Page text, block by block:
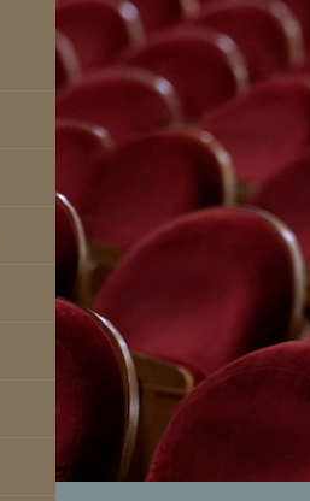
Saltar
al
contenido